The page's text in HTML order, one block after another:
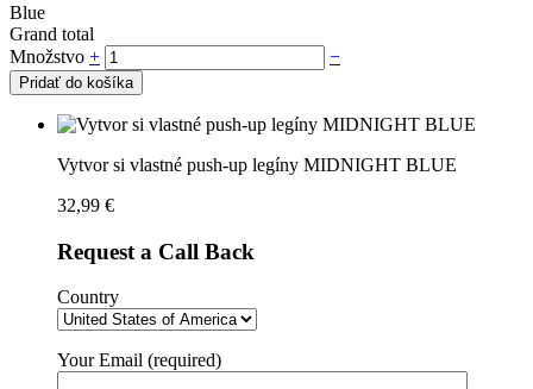
Blue
Grand total
Množstvo + −
Pridať do košíka
Vytvor si vlastné push-up legíny MIDNIGHT BLUE
32,99 €
Request a Call Back
Country
Your Email (required)